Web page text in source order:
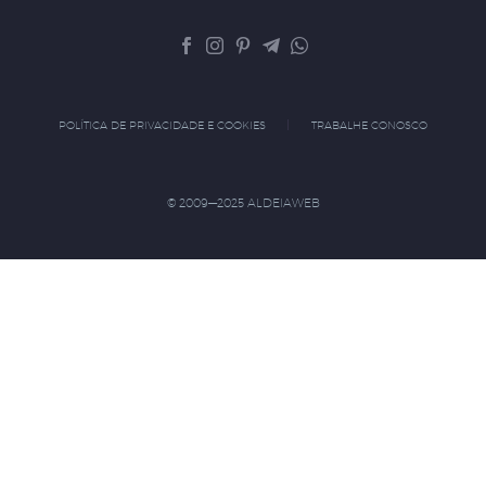
POLÍTICA DE PRIVACIDADE E COOKIES TRABALHE CONOSCO
© 2009—2025 ALDEIAWEB